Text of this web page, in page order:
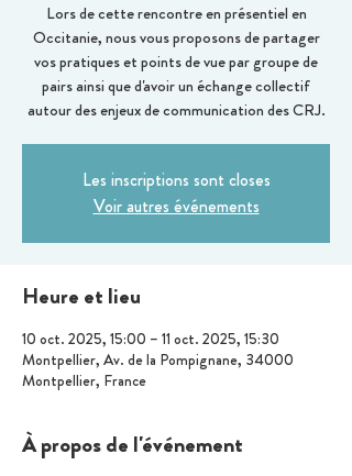
Lors de cette rencontre en présentiel en
Occitanie, nous vous proposons de partager
vos pratiques et points de vue par groupe de
pairs ainsi que d'avoir un échange collectif
autour des enjeux de communication des CRJ.
Les inscriptions sont closes
Voir autres événements
Heure et lieu
10 oct. 2025, 15:00 – 11 oct. 2025, 15:30
Montpellier, Av. de la Pompignane, 34000
Montpellier, France
À propos de l'événement